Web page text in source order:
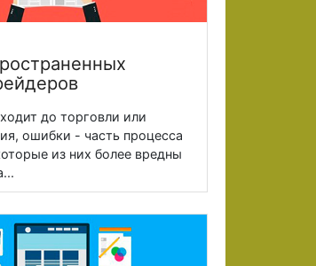
до торговли или
ошибки - часть процесса
из них более вредны